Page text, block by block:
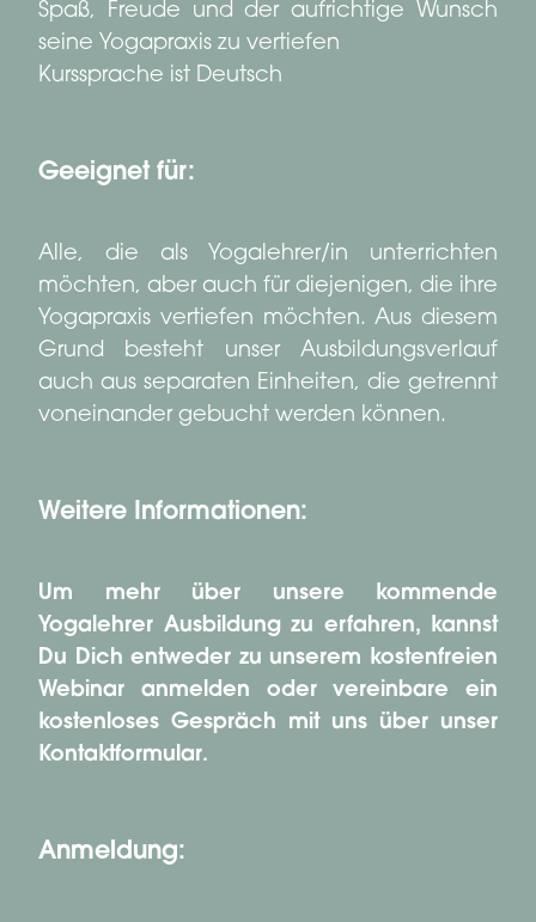
Spaß, Freude und der aufrichtige Wunsch
seine Yogapraxis zu vertiefen
Kurssprache ist Deutsch
Geeignet für:
Alle, die als Yogalehrer/in unterrichten
möchten, aber auch für diejenigen, die ihre
Yogapraxis vertiefen möchten. Aus diesem
Grund besteht unser Ausbildungsverlauf
auch aus separaten Einheiten, die getrennt
voneinander gebucht werden können.
Weitere Informationen:
Um mehr über unsere kommende
Yogalehrer Ausbildung zu erfahren, kannst
Du Dich entweder zu unserem kostenfreien
Webinar anmelden oder vereinbare ein
kostenloses Gespräch mit uns über unser
Kontaktformular.
Anmeldung: